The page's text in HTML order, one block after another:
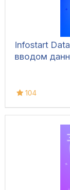
Infostart
вводом
104